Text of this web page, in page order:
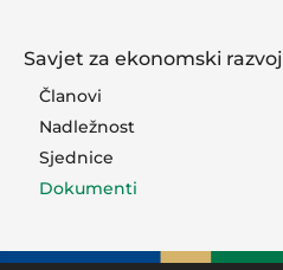
Savjet za ekonomski razvoj
Članovi
Nadležnost
Sjednice
Dokumenti